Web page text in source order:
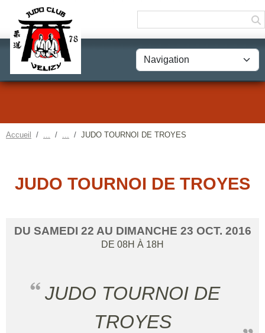
Accueil JUDO TOURNOI DE TROYES
JUDO TOURNOI DE TROYES
DU SAMEDI 22 AU DIMANCHE 23 OCT. 2016
DE 08H À 18H
JUDO TOURNOI DE
TROYES
Panneau de gestion des cookies